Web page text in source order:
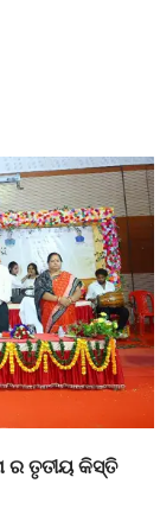
ର ତୃତୀୟ କିସ୍ତି